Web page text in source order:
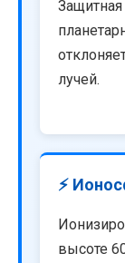
лучей.
⚡
высоте